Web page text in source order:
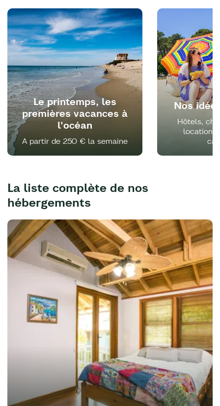
Le printemps, les
premières vacances à
l'océan
A partir de 250 € la semaine
Nos
Hôtels,
locations
La liste complète de nos
hébergements